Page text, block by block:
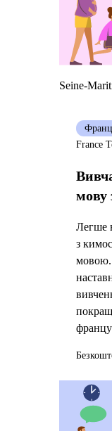
Seine-
мову
Легше
з
мовою.
France